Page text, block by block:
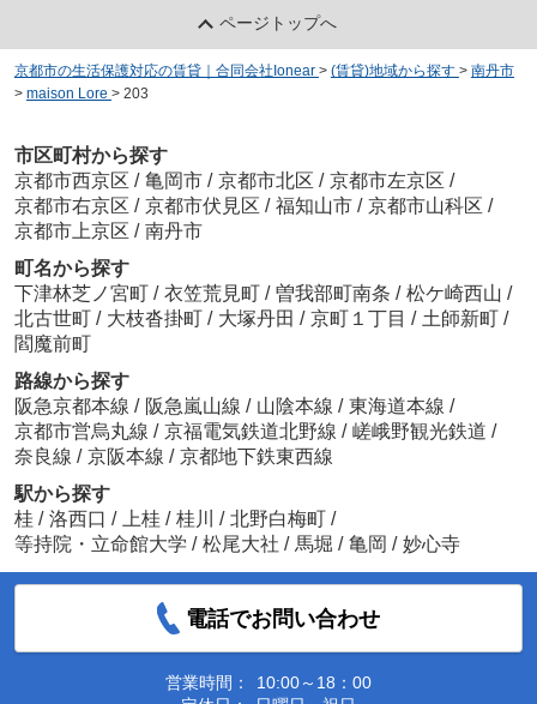
ページトップへ
京都市の生活保護対応の賃貸｜合同会社Ionear > (賃貸)地域から探す > 南丹市
> maison Lore > 203
市区町村から探す
京都市西京区 / 亀岡市 / 京都市北区 / 京都市左京区 /
京都市右京区 / 京都市伏見区 / 福知山市 / 京都市山科区 /
京都市上京区 / 南丹市
町名から探す
下津林芝ノ宮町 / 衣笠荒見町 / 曽我部町南条 / 松ケ崎西山 /
北古世町 / 大枝沓掛町 / 大塚丹田 / 京町１丁目 / 土師新町 /
閻魔前町
路線から探す
阪急京都本線 / 阪急嵐山線 / 山陰本線 / 東海道本線 /
京都市営烏丸線 / 京福電気鉄道北野線 / 嵯峨野観光鉄道 /
奈良線 / 京阪本線 / 京都地下鉄東西線
駅から探す
桂 / 洛西口 / 上桂 / 桂川 / 北野白梅町 /
等持院・立命館大学 / 松尾大社 / 馬堀 / 亀岡 / 妙心寺
電話でお問い合わせ
営業時間：
10:00～18：00